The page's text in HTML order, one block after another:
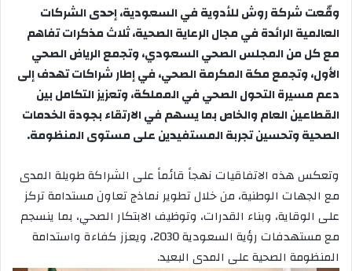
وقّعت شركة روش للأدوية في السعودية، إحدى الشركات
العالمية الرائدة في مجال الرعاية الصحية، ثلاث مذكرات تفاهم
مع كل من المجلس الصحي السعودي، وتجمع الرياض الصحي
الأول، وتجمع مكة المكرمة الصحي، في إطار شراكات تهدف إلى
دعم مسيرة التحول الصحي في المملكة، وتعزيز التكامل بين
القطاعين العام والخاص بما يسهم في الارتقاء بجودة الخدمات
الصحية وتحسين تجربة المستفيدين على مستوى المنظومة.
وتعكس هذه الاتفاقيات نهجاً قائماً على الشراكة طويلة المدى
مع الجهات الوطنية، من خلال تطوير نماذج تعاون مستدامة تركز
على الوقاية، وبناء القدرات، وتوظيف الابتكار الصحي، بما ينسجم
مع مستهدفات رؤية السعودية 2030، ويعزز كفاءة واستدامة
المنظومة الصحية على المدى البعيد.